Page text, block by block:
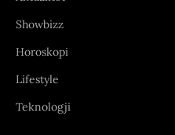
Showbizz
Horoskopi
Lifestyle
Teknologji